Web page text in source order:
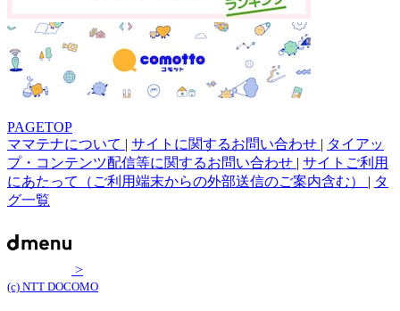
PAGETOP
ママテナについて | サイトに関するお問い合わせ | タイアッ
プ・コンテンツ配信等に関するお問い合わせ | サイトご利用
にあたって（ご利用端末からの外部送信のご案内含む） | タ
グ一覧
>
(c) NTT DOCOMO